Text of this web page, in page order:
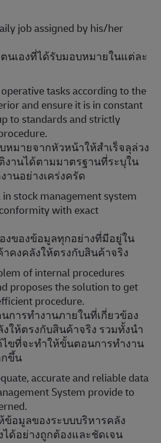
job assigned by his/her
นเองที่ได้รับมอบหมายในแต่ละ
tasks according to the
and ensure it is in constant
to standards and strictly
มายจากหัวหน้าให้สำเร็จลุล่วง
านได้ตามมาตรฐานที่ระบุใน
านอย่างเคร่งครัด
stock management system
with exact
งของข้อมูลทุกอย่างที่มีอยู่ใน
คงคลังให้ตรงกับสินค้าจริง
of internal procedures
proposes the solution to get
procedure.
ารทำงานภายในที่เกี่ยวข้อง
ให้ตรงกับสินค้าจริง รวมทั้งนำ
ขที่จะทำให้ขั้นตอนการทำงาน
ขึ้น
accurate and reliable data
System provide to
อมูลของระบบบริหารคลัง
ด้อย่างถูกต้องและชัดเจน